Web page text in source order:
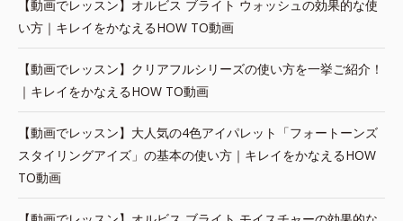
【動画でレッスン】オルビス ブライト ウォッシュの効果的な使
い方｜キレイをかなえるHOW TO動画
【動画でレッスン】クリアフルシリーズの使い方を一挙ご紹介！
｜キレイをかなえるHOW TO動画
【動画でレッスン】大人気の4色アイパレット「フォートーンズ
スタイリングアイズ」の基本の使い方｜キレイをかなえるHOW
TO動画